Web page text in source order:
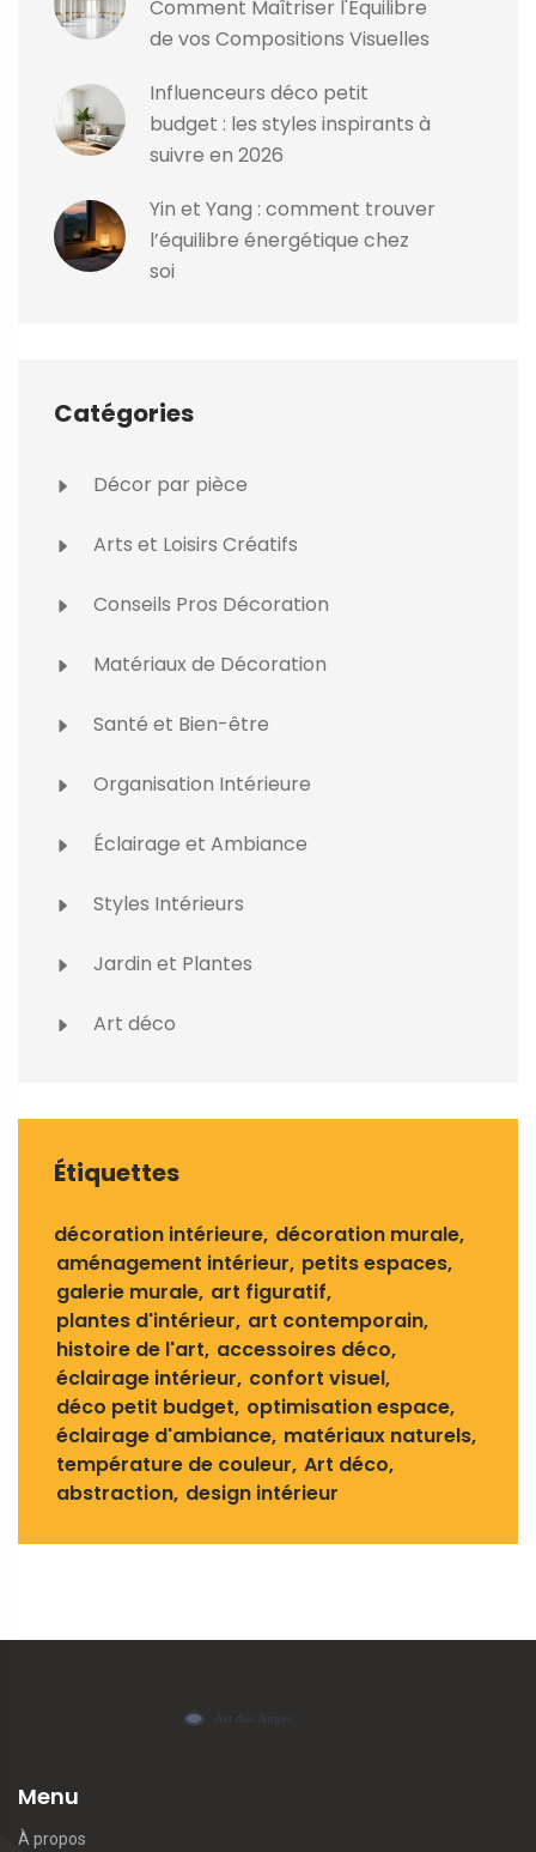
Comment Maîtriser l'Équilibre
de vos Compositions Visuelles
Influenceurs déco petit
budget : les styles inspirants à
suivre en 2026
Yin et Yang : comment trouver
l’équilibre énergétique chez
soi
Catégories
Décor par pièce
Arts et Loisirs Créatifs
Conseils Pros Décoration
Matériaux de Décoration
Santé et Bien-être
Organisation Intérieure
Éclairage et Ambiance
Styles Intérieurs
Jardin et Plantes
Art déco
Étiquettes
décoration intérieure décoration murale
aménagement intérieur petits espaces
galerie murale art figuratif
plantes d'intérieur art contemporain
histoire de l'art accessoires déco
éclairage intérieur confort visuel
déco petit budget optimisation espace
éclairage d'ambiance matériaux naturels
température de couleur Art déco
abstraction design intérieur
Menu
À propos